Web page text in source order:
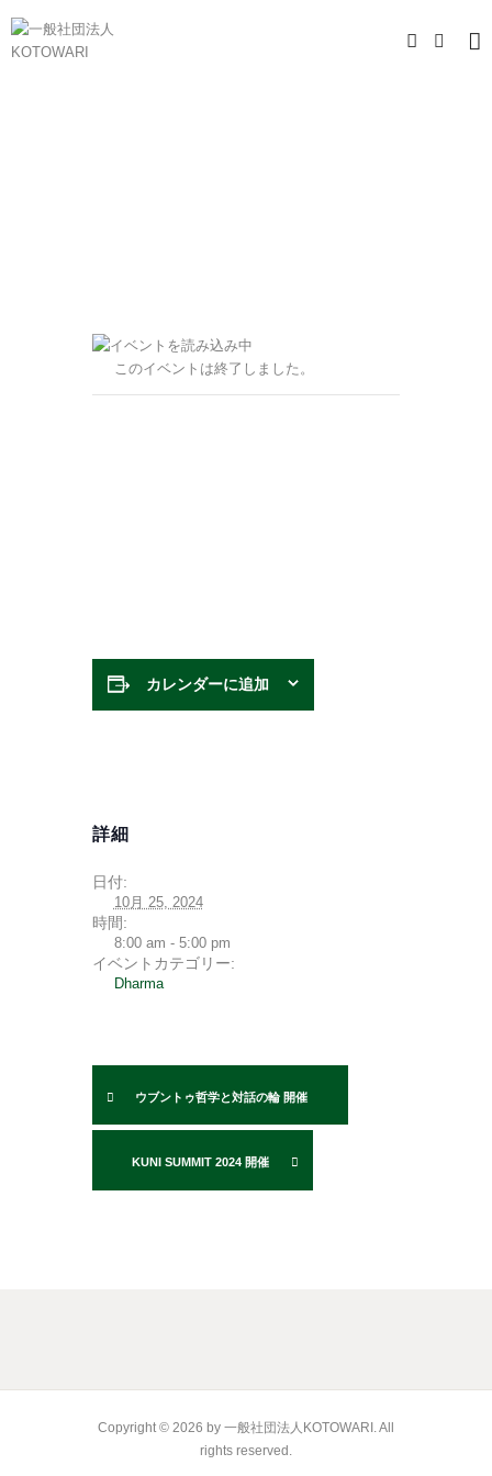
このイベントは終了しました。
カレンダーに追加
詳細
日付:
10月 25, 2024
時間:
8:00 am - 5:00 pm
イベントカテゴリー:
Dharma
ウブントゥ哲学と対話の輪 開催
KUNI SUMMIT 2024 開催
Copyright © 2026 by 一般社団法人KOTOWARI. All
rights reserved.